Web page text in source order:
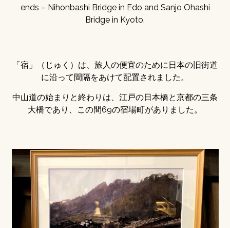
ends – Nihonbashi Bridge in Edo and Sanjo Ohashi
Bridge in Kyoto.
「宿」（じゅく）は、旅人の便宜のために日本の旧街道
に沿って間隔をあけて配置されました。
中山道の始まりと終わりは、江戸の日本橋と京都の三条
大橋であり、この間69の宿場町がありました。